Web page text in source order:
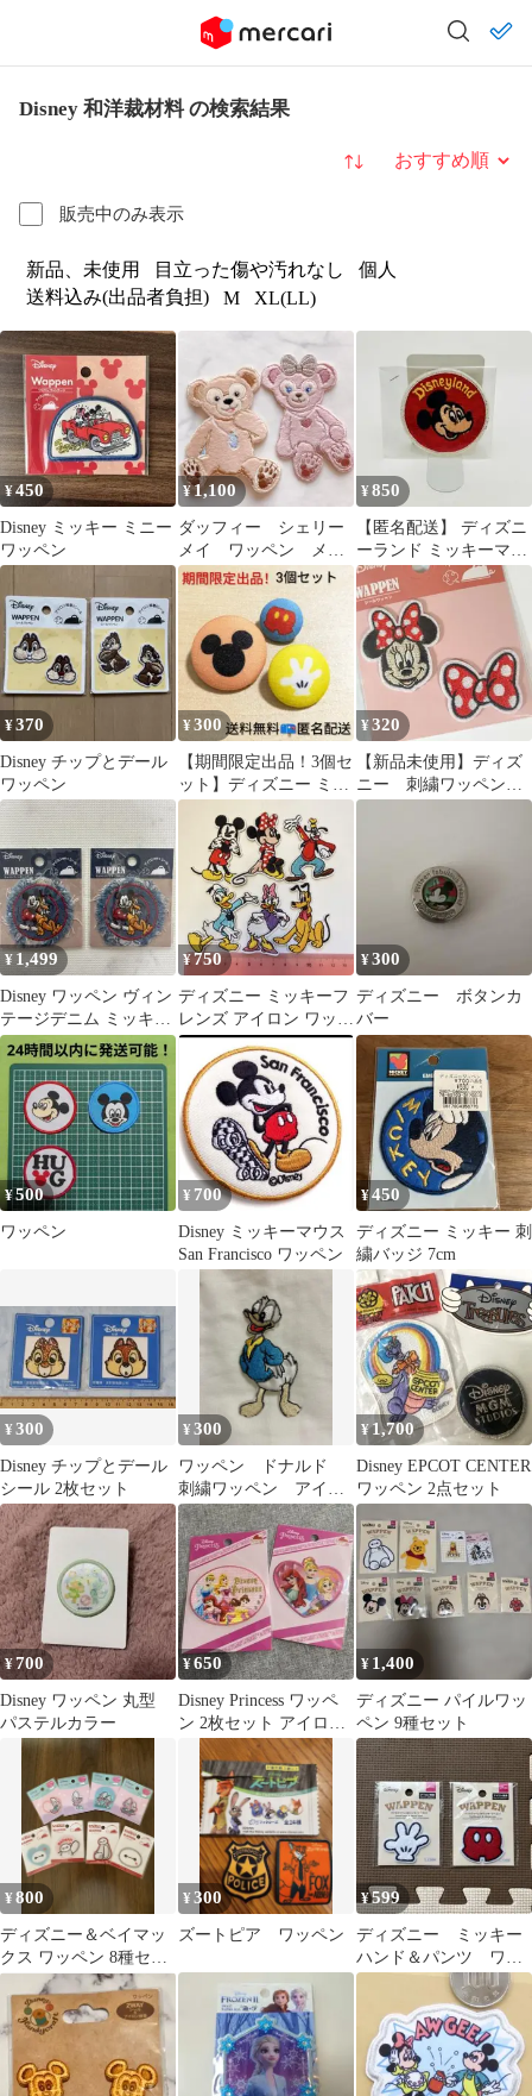
Disney 和洋裁材料 の検索結果
販売中のみ表示
並び替え
新品、未使用 目立った傷や汚れなし
個人
送料込み(出品者負担)
M XL(LL)
¥450
Disney ミッキー ミニー
ワッペン
¥1,100
ダッフィー シェリー
メイ ワッペン メモ
ワッペン 新品 公
式 ハンドメイドに。
¥850
【匿名配送】 ディズニ
ーランド ミッキーマウ
ス ヴィンテージ ワッペ
ン
¥370
Disney チップとデール
ワッペン
¥300
【期間限定出品！3個セ
ット】ディズニー ミッ
キー シェイプ ボタン
¥320
【新品未使用】ディズ
ニー 刺繍ワッペン
シール ミニー2p 1点
¥ 1,499
Disney ワッペン ヴィン
テージデニム ミッキー
＆プルート 2枚
¥750
ディズニー ミッキーフ
レンズ アイロン ワッペ
ン 刺繍 6枚セット
¥300
ディズニー ボタンカ
バー
¥500
ワッペン
¥ 700
Disney ミッキーマウス
San Francisco ワッペン
¥450
ディズニー ミッキー 刺
繍バッジ 7cm
¥300
Disney チップとデール
シール 2枚セット
¥300
ワッペン ドナルド
刺繍ワッペン アイロ
ンワッペン ディズニ
ー ハンドメイド用
¥1,700
Disney EPCOT CENTER
ワッペン 2点セット
¥700
Disney ワッペン 丸型
パステルカラー
¥650
Disney Princess ワッペ
ン 2枚セット アイロン
接着
¥ 1,400
ディズニー パイルワッ
ペン 9種セット
¥800
ディズニー＆ベイマッ
クス ワッペン 8種セッ
ト
¥300
ズートピア ワッペン
¥599
ディズニー ミッキー
ハンド＆パンツ ワッ
ペンセット ダイソー